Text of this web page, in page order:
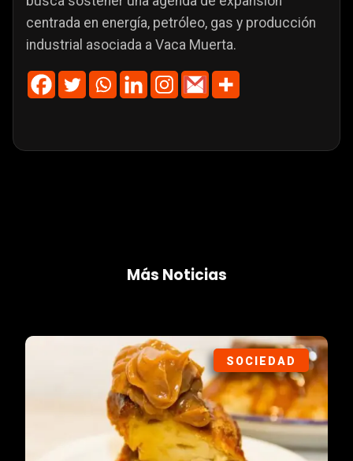
centrada en energía, petróleo, gas y producción
industrial asociada a Vaca Muerta.
Más Noticias
SOCIEDAD